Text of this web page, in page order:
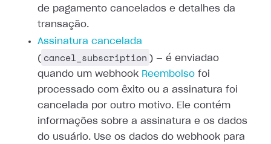
de pagamento cancelados e detalhes da
transação.
Assinatura cancelada
( cancel_subscription ) — é enviadao
quando um webhook Reembolso foi
processado com êxito ou a assinatura foi
cancelada por outro motivo. Ele contém
informações sobre a assinatura e os dados
do usuário. Use os dados do webhook para